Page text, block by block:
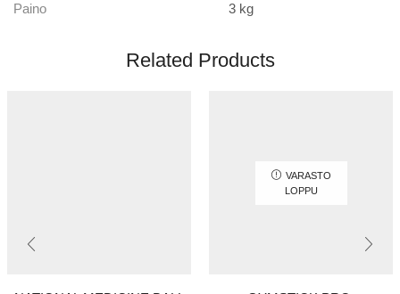
Paino 3 kg
Related Products
VARASTO
LOPPU